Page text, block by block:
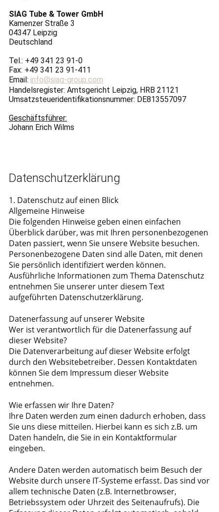
SIAG Tube & Tower GmbH
Kamenzer Straße 3
04347 Leipzig
Deutschland
Tel.: +49 341 23 91-0
Fax: +49 341 23 91-411
Email: info@siag-group.com
Handelsregister: Amtsgericht Leipzig, HRB 21121
Umsatzsteueridentifikationsnummer: DE813557097
Geschäftsführer:
Johann Erich Wilms
Datenschutzerklärung
1. Datenschutz auf einen Blick
Allgemeine Hinweise
Die folgenden Hinweise geben einen einfachen
Überblick darüber, was mit Ihren personenbezogenen
Daten passiert, wenn Sie unsere Website besuchen.
Personenbezogene Daten sind alle Daten, mit denen
Sie persönlich identifiziert werden können.
Ausführliche Informationen zum Thema Datenschutz
entnehmen Sie unserer unter diesem Text
aufgeführten Datenschutzerklärung.
Datenerfassung auf unserer Website
Wer ist verantwortlich für die Datenerfassung auf
dieser Website?
Die Datenverarbeitung auf dieser Website erfolgt
durch den Websitebetreiber. Dessen Kontaktdaten
können Sie dem Impressum dieser Website
entnehmen.
Wie erfassen wir Ihre Daten?
Ihre Daten werden zum einen dadurch erhoben, dass
Sie uns diese mitteilen. Hierbei kann es sich z.B. um
Daten handeln, die Sie in ein Kontaktformular
eingeben.
Andere Daten werden automatisch beim Besuch der
Website durch unsere IT-Systeme erfasst. Das sind vor
allem technische Daten (z.B. Internetbrowser,
Betriebssystem oder Uhrzeit des Seitenaufrufs). Die